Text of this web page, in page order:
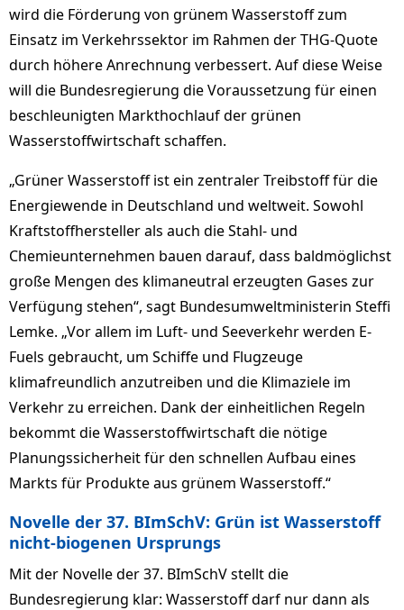
wird die Förderung von grünem Wasserstoff zum
Einsatz im Verkehrssektor im Rahmen der THG-Quote
durch höhere Anrechnung verbessert. Auf diese Weise
will die Bundesregierung die Voraussetzung für einen
beschleunigten Markthochlauf der grünen
Wasserstoffwirtschaft schaffen.
„Grüner Wasserstoff ist ein zentraler Treibstoff für die
Energiewende in Deutschland und weltweit. Sowohl
Kraftstoffhersteller als auch die Stahl- und
Chemieunternehmen bauen darauf, dass baldmöglichst
große Mengen des klimaneutral erzeugten Gases zur
Verfügung stehen“, sagt Bundesumweltministerin Steffi
Lemke. „Vor allem im Luft- und Seeverkehr werden E-
Fuels gebraucht, um Schiffe und Flugzeuge
klimafreundlich anzutreiben und die Klimaziele im
Verkehr zu erreichen. Dank der einheitlichen Regeln
bekommt die Wasserstoffwirtschaft die nötige
Planungssicherheit für den schnellen Aufbau eines
Markts für Produkte aus grünem Wasserstoff.“
Novelle der 37. BImSchV: Grün ist Wasserstoff
nicht-biogenen Ursprungs
Mit der Novelle der 37. BImSchV stellt die
Bundesregierung klar: Wasserstoff darf nur dann als